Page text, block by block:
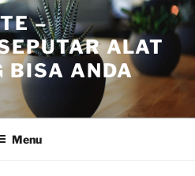
–
ALAT
BISA ANDA
Menu